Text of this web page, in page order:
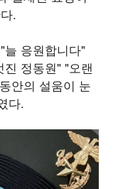
.
늘 응원합니다"
정동원" "오랜
안의 설움이 눈
다.